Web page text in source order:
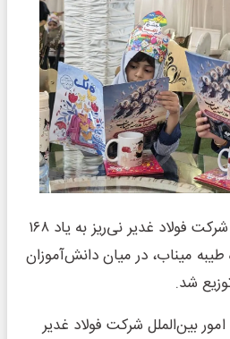
ویژه‌نامه کودک و نوجوان شرکت فولاد غدیر نی‌ریز به یاد ۱۶۸
میناب، در میان دانش‌آموزان
شد.
بین‌الملل شرکت فولاد غدیر